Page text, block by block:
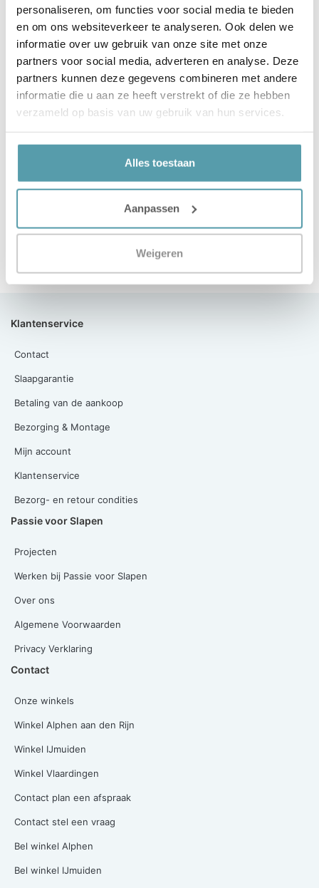
personaliseren, om functies voor social media te bieden
en om ons websiteverkeer te analyseren. Ook delen we
informatie over uw gebruik van onze site met onze
partners voor social media, adverteren en analyse. Deze
partners kunnen deze gegevens combineren met andere
informatie die u aan ze heeft verstrekt of die ze hebben
verzameld op basis van uw gebruik van hun services.
Alles toestaan
Aanpassen
Weigeren
Serta Classico 180×210
€3.995,00 €1.995,00
Toevoegen aan winkelwagen
Serta Brut compleet met
voetenbank (IJmuiden)
€8.196,00 €4.750,00
Toevoegen aan winkelwagen
Klantenservice
Contact
Slaapgarantie
Betaling van de aankoop
Bezorging & Montage
Mijn account
Klantenservice
Bezorg- en retour condities
Passie voor Slapen
Projecten
Werken bij Passie voor Slapen
Over ons
Algemene Voorwaarden
Privacy Verklaring
Contact
Onze winkels
Winkel Alphen aan den Rijn
Winkel IJmuiden
Winkel Vlaardingen
Contact plan een afspraak
Contact stel een vraag
Bel winkel Alphen
Bel winkel IJmuiden